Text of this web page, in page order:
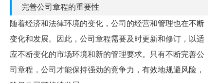
完善公司章程的重要性
随着经济和法律环境的变化，公司的经营和管理也在不断
变化和发展。因此，公司章程需要及时更新和修订，以适
应不断变化的市场环境和新的管理要求。只有不断完善公
司章程，公司才能保持强劲的竞争力，有效地规避风险，